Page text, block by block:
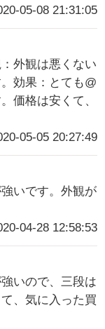
05-08 21:31:05
外観は悪くない
効果：とても@
価格は安くて、
05-05 20:27:49
いです。外観が
04-28 12:58:53
いので、三段は
、気に入った買